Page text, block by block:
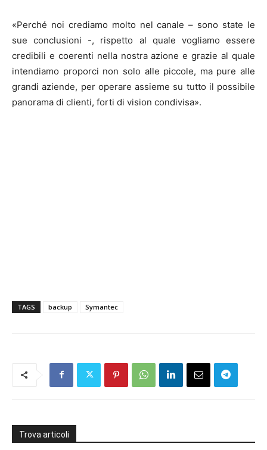
«Perché noi crediamo molto nel canale – sono state le
sue conclusioni -, rispetto al quale vogliamo essere
credibili e coerenti nella nostra azione e grazie al quale
intendiamo proporci non solo alle piccole, ma pure alle
grandi aziende, per operare assieme su tutto il possibile
panorama di clienti, forti di vision condivisa».
TAGS backup Symantec
Trova articoli